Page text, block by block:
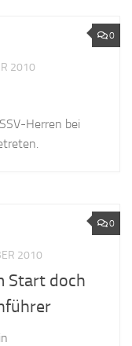
0
2010
Herren bei
0
2010
Start doch